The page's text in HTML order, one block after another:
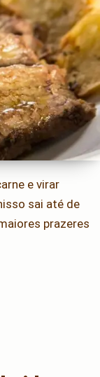
e virar
sai até de
prazeres